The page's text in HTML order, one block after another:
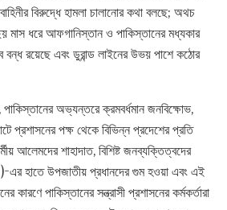
বিরুদ্ধে হামলা চালানোর কথা বলছে; অথচ
মাস ধরে আফগানিস্তান ও পাকিস্তানের মধ্যকার
বন্ধ রয়েছে এবং ডুরান্ড লাইনের উভয় পাশে কঠোর
অভ্যন্তরে ক্রমবর্ধমান জনবিক্ষোভ,
প্রশাসনের পক্ষ থেকে বিভিন্ন প্রদেশের প্রতি
আলেমদের শাহাদাত, বিশিষ্ট জনব্যক্তিত্বদের
হাতে উপজাতীয় প্রধানদের গুম হওয়া এবং এই
পাকিস্তানের সন্ত্রাসী প্রশাসনের কর্মকর্তারা